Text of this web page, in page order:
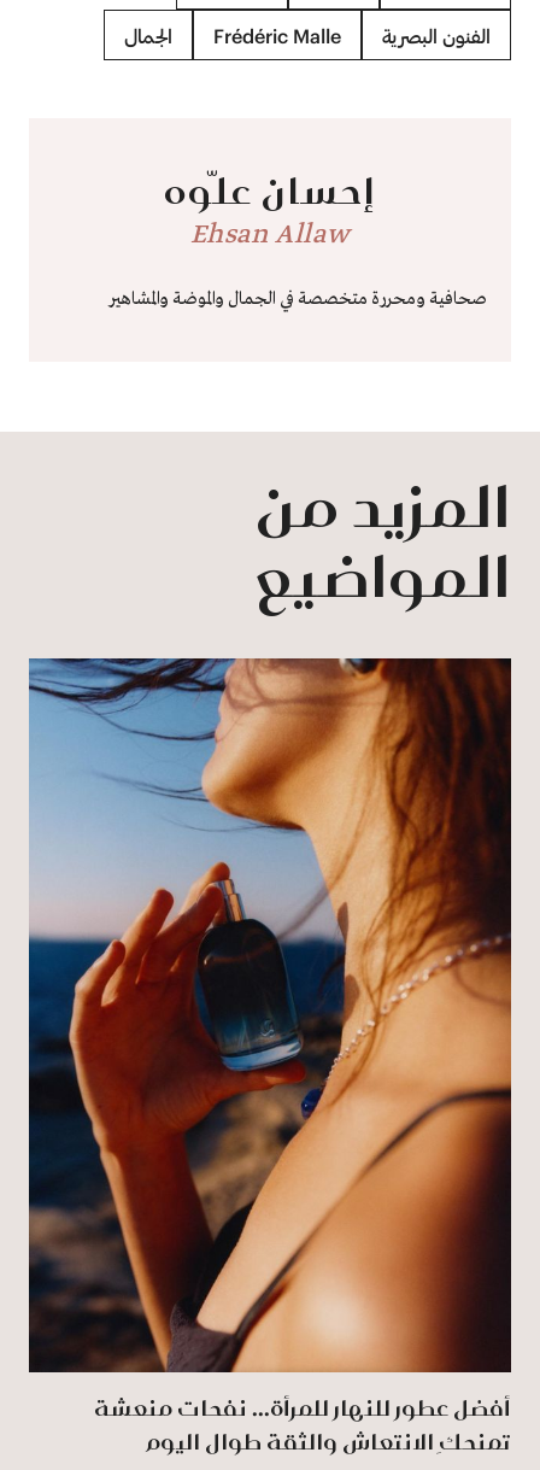
الفنون البصرية Frédéric Malle الجمال
إحسان علّوه
Ehsan Allaw
صحافية ومحررة متخصصة في الجمال والموضة والمشاهير
المزيد من
المواضيع
أفضل عطور للنهار للمرأة... نفحات منعشة
تمنحكِ الانتعاش والثقة طوال اليوم